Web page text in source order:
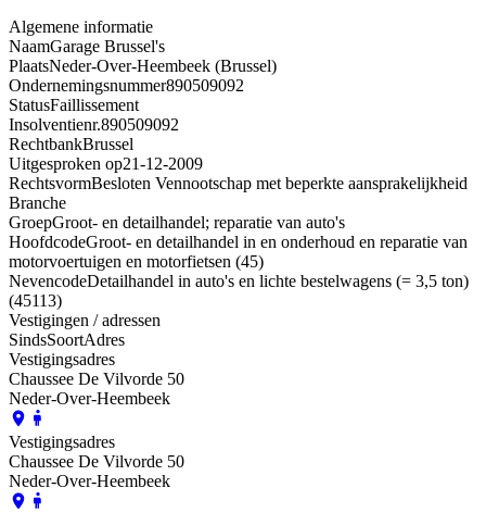
Algemene informatie
NaamGarage Brussel's
PlaatsNeder-Over-Heembeek (Brussel)
Ondernemingsnummer890509092
StatusFaillissement
Insolventienr.890509092
RechtbankBrussel
Uitgesproken op21-12-2009
RechtsvormBesloten Vennootschap met beperkte aansprakelijkheid
Branche
GroepGroot- en detailhandel; reparatie van auto's
HoofdcodeGroot- en detailhandel in en onderhoud en reparatie van
motorvoertuigen en motorfietsen (45)
NevencodeDetailhandel in auto's en lichte bestelwagens (= 3,5 ton)
(45113)
Vestigingen / adressen
SindsSoortAdres
Vestigingsadres
Chaussee De Vilvorde 50
Neder-Over-Heembeek
Vestigingsadres
Chaussee De Vilvorde 50
Neder-Over-Heembeek